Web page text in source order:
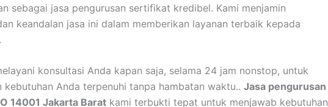
sebagai jasa pengurusan sertifikat kredibel. Kami menjamin
keandalan jasa ini dalam memberikan layanan terbaik kepada
konsultasi Anda kapan saja, selama 24 jam nonstop, untuk
kebutuhan Anda terpenuhi tanpa hambatan waktu.. Jasa pengurusan
14001 Jakarta Barat kami terbukti tepat untuk menjawab kebutuhan